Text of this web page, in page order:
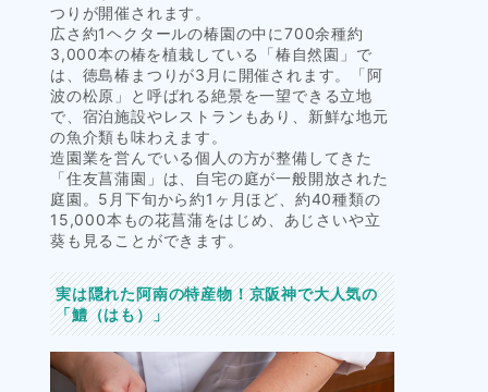
つりが開催されます。
広さ約1ヘクタールの椿園の中に700余種約
3,000本の椿を植栽している「椿自然園」で
は、徳島椿まつりが3月に開催されます。「阿
波の松原」と呼ばれる絶景を一望できる立地
で、宿泊施設やレストランもあり、新鮮な地元
の魚介類も味わえます。
造園業を営んでいる個人の方が整備してきた
「住友菖蒲園」は、自宅の庭が一般開放された
庭園。5月下旬から約1ヶ月ほど、約40種類の
15,000本もの花菖蒲をはじめ、あじさいや立
葵も見ることができます。
実は隠れた阿南の特産物！京阪神で大人気の
「鱧（はも）」